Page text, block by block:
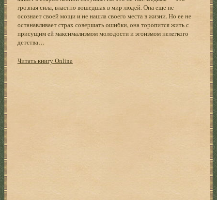
грозная сила, властно вошедшая в мир людей. Она еще не
осознает своей мощи и не нашла своего места в жизни. Но ее не
останавливает страх совершать ошибки, она торопится жить с
присущим ей максимализмом молодости и эгоизмом нелегкого
детства…
Читать книгу Online